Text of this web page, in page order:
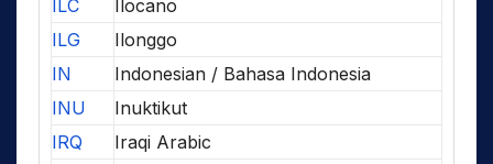
ILC
Ilocano
ILG
Ilonggo
IN
Indonesian / Bahasa Indonesia
INU
Inuktikut
IRQ
Iraqi Arabic